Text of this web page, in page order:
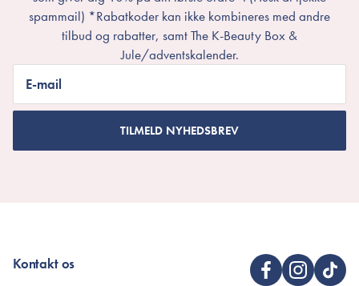
spammail) *Rabatkoder kan ikke kombineres med andre
tilbud og rabatter, samt The K-Beauty Box &
Jule/adventskalender.
E-mail
TILMELD NYHEDSBREV
Kontakt os